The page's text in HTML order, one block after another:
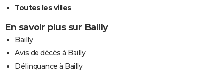
Toutes les villes
En savoir plus sur Bailly
Bailly
Avis de décès à Bailly
Délinquance à Bailly